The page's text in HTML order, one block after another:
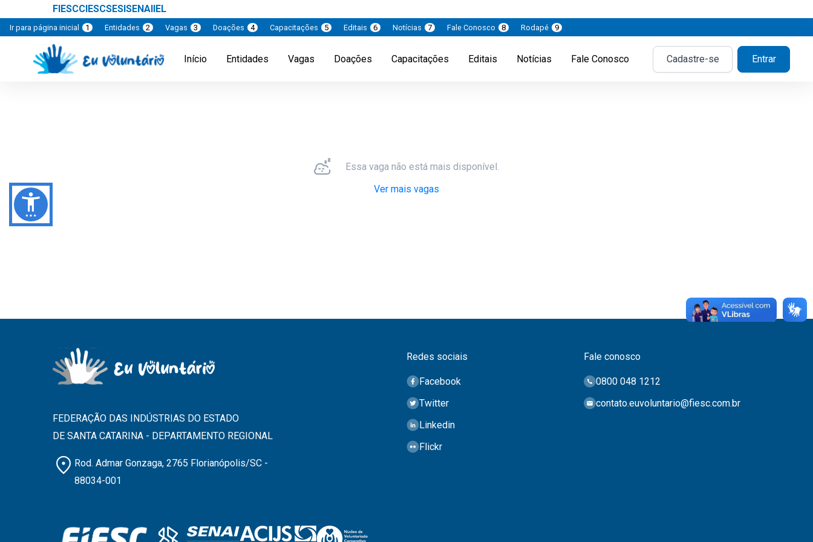
FIESCCIESCSESISENAIIEL
Ir para página inicial 1 Entidades 2 Vagas 3 Doações 4 Capacitações 5 Editais 6 Notícias 7 Fale Conosco 8 Rodapé 9
Início Entidades Vagas Doações Capacitações Editais Notícias Fale Conosco Cadastre-se Entrar
Essa vaga não está mais disponível.
Ver mais vagas
FEDERAÇÃO DAS INDÚSTRIAS DO ESTADO
DE SANTA CATARINA - DEPARTAMENTO REGIONAL
location_on Rod. Admar Gonzaga, 2765 Florianópolis/SC -
88034-001
Redes sociais
Facebook
Twitter
Linkedin
Flickr
Fale conosco
0800 048 1212
contato.euvoluntario@fiesc.com.br